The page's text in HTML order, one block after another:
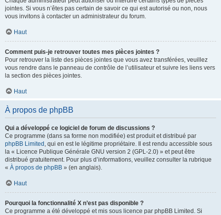
jointes. Si vous n’êtes pas certain de savoir ce qui est autorisé ou non, nous
vous invitons à contacter un administrateur du forum.
Haut
Comment puis-je retrouver toutes mes pièces jointes ?
Pour retrouver la liste des pièces jointes que vous avez transférées, veuillez
vous rendre dans le panneau de contrôle de l’utilisateur et suivre les liens vers
la section des pièces jointes.
Haut
À propos de phpBB
Qui a développé ce logiciel de forum de discussions ?
Ce programme (dans sa forme non modifiée) est produit et distribué par
phpBB Limited , qui en est le légitime propriétaire. Il est rendu accessible sous
la « Licence Publique Générale GNU version 2 (GPL-2.0) » et peut être
distribué gratuitement. Pour plus d’informations, veuillez consulter la rubrique
« À propos de phpBB » (en anglais).
Haut
Pourquoi la fonctionnalité X n’est pas disponible ?
Ce programme a été développé et mis sous licence par phpBB Limited. Si